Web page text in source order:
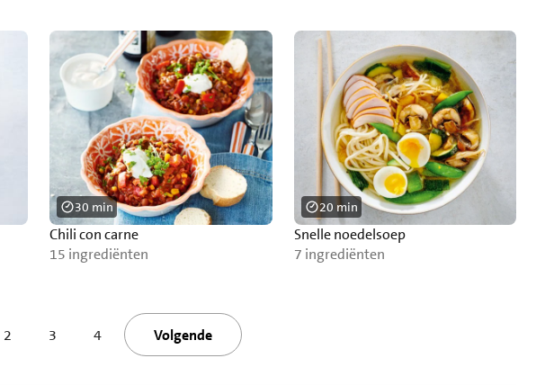
Chili con carne
15 ingrediënten
30 min
Snelle noedelsoep
7 ingrediënten
20 min
2 3 4 Volgende